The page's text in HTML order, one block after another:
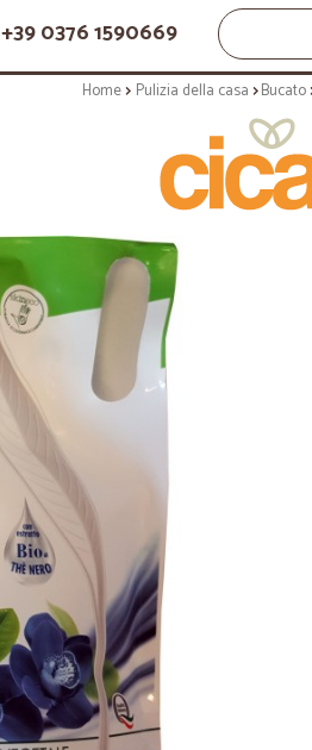
+39 0376 1590669
Home Pulizia della casa Bucato